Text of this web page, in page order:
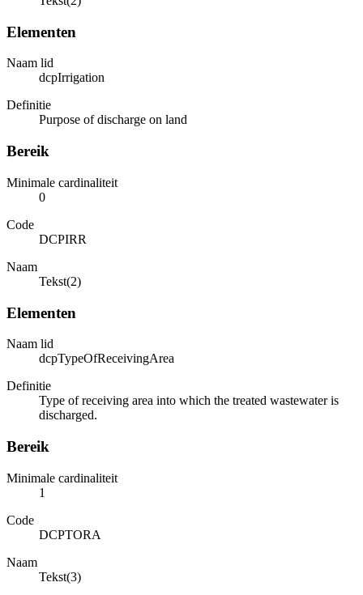
Elementen
Naam lid
dcpIrrigation
Definitie
Purpose of discharge on land
Bereik
Minimale cardinaliteit
0
Code
DCPIRR
Naam
Tekst(2)
Elementen
Naam lid
dcpTypeOfReceivingArea
Definitie
Type of receiving area into which the treated wastewater is
discharged.
Bereik
Minimale cardinaliteit
1
Code
DCPTORA
Naam
Tekst(3)